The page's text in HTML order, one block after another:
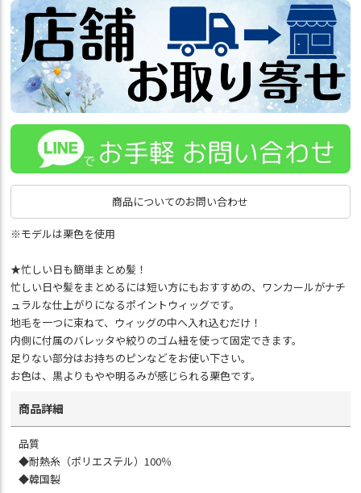
商品についてのお問い合わせ
※モデルは栗色を使用
★忙しい日も簡単まとめ髪！
忙しい日や髪をまとめるには短い方にもおすすめの、ワンカールがナチ
ュラルな仕上がりになるポイントウィッグです。
地毛を一つに束ねて、ウィッグの中へ入れ込むだけ！
内側に付属のバレッタや絞りのゴム紐を使って固定できます。
足りない部分はお持ちのピンなどをお使い下さい。
お色は、黒よりもやや明るみが感じられる栗色です。
商品詳細
品質
◆耐熱糸（ポリエステル）100％
◆韓国製